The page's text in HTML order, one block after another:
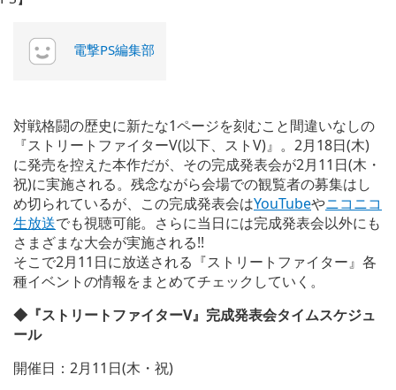
電撃PS編集部
対戦格闘の歴史に新たな1ページを刻むこと間違いなしの
『ストリートファイターV(以下、ストV)』。2月18日(木)
に発売を控えた本作だが、その完成発表会が2月11日(木・
祝)に実施される。残念ながら会場での観覧者の募集はし
め切られているが、この完成発表会はYouTubeやニコニコ
生放送でも視聴可能。さらに当日には完成発表会以外にも
さまざまな大会が実施される!!
そこで2月11日に放送される『ストリートファイター』各
種イベントの情報をまとめてチェックしていく。
◆『ストリートファイターV』完成発表会タイムスケジュ
ール
開催日：2月11日(木・祝)